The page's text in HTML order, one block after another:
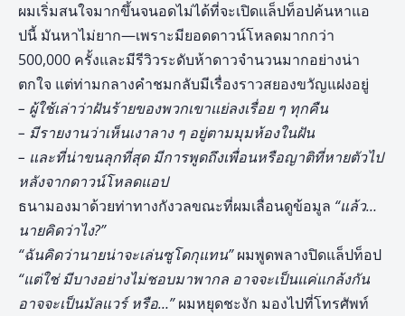
ผมเริ่มสนใจมากขึ้นจนอดไม่ได้ที่จะเปิดแล็ปท็อปค้นหาแอ
ปนี้ มันหาไม่ยาก—เพราะมียอดดาวน์โหลดมากกว่า
500,000 ครั้งและมีรีวิวระดับห้าดาวจำนวนมากอย่างน่า
ตกใจ แต่ท่ามกลางคำชมกลับมีเรื่องราวสยองขวัญแฝงอยู่
– ผู้ใช้เล่าว่าฝันร้ายของพวกเขาแย่ลงเรื่อย ๆ ทุกคืน
– มีรายงานว่าเห็นเงาลาง ๆ อยู่ตามมุมห้องในฝัน
– และที่น่าขนลุกที่สุด มีการพูดถึงเพื่อนหรือญาติที่หายตัวไป
หลังจากดาวน์โหลดแอป
ธนามองมาด้วยท่าทางกังวลขณะที่ผมเลื่อนดูข้อมูล “แล้ว…
นายคิดว่าไง?”
“ฉันคิดว่านายน่าจะเล่นซูโดกุแทน”ผมพูดพลางปิดแล็ปท็อป
“แต่ใช่ มีบางอย่างไม่ชอบมาพากล อาจจะเป็นแค่แกล้งกัน
อาจจะเป็นมัลแวร์ หรือ…”ผมหยุดชะงัก มองไปที่โทรศัพท์